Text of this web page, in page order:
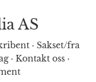
AS
· Sakset/fra
· Kontakt oss·